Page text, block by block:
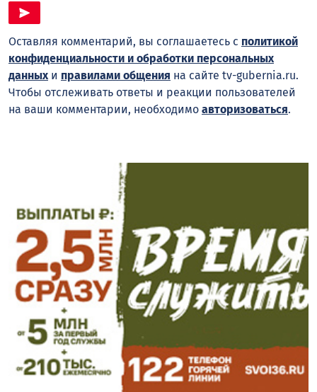
Оставляя комментарий, вы соглашаетесь с политикой
конфиденциальности и обработки персональных
данных и правилами общения на сайте tv-gubernia.ru.
Чтобы отслеживать ответы и реакции пользователей
на ваши комментарии, необходимо авторизоваться.